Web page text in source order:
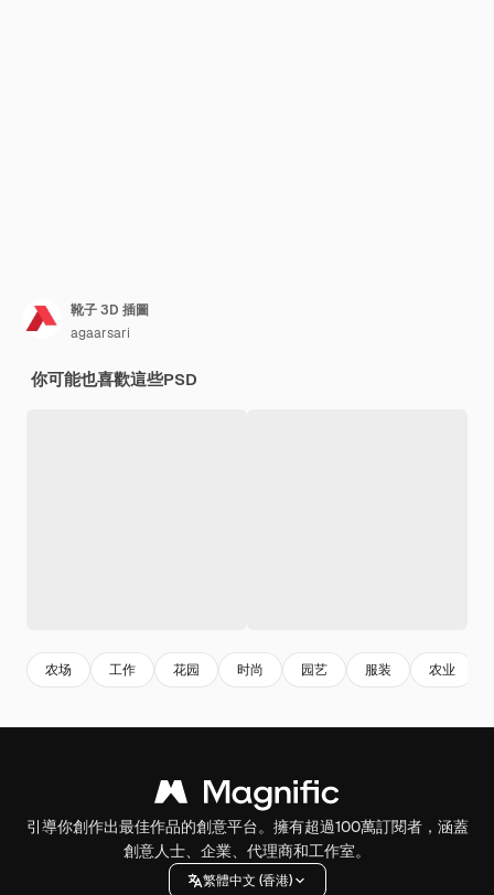
靴子 3D 插圖
agaarsari
你可能也喜歡這些PSD
农场 工作 花园 时尚 园艺 服装 农业
引導你創作出最佳作品的創意平台。擁有超過100萬訂閱者，涵蓋
創意人士、企業、代理商和工作室。
繁體中文 (香港)